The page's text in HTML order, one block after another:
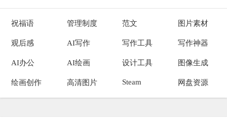
祝福语 管理制度 范文 图片素材
观后感 AI写作 写作工具 写作神器
AI办公 AI绘画 设计工具 图像生成
绘画创作 高清图片 Steam 网盘资源